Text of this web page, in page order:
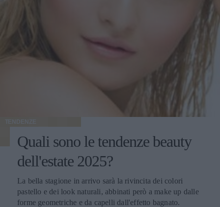
TENDENZE
Quali sono le tendenze beauty
dell'estate 2025?
La bella stagione in arrivo sarà la rivincita dei colori
pastello e dei look naturali, abbinati però a make up dalle
forme geometriche e da capelli dall'effetto bagnato.